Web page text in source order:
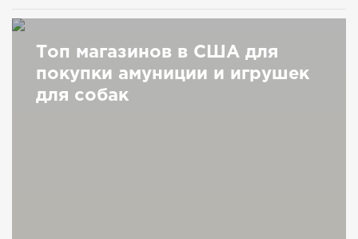
Топ магазинов в США для
покупки амуниции и игрушек
для собак